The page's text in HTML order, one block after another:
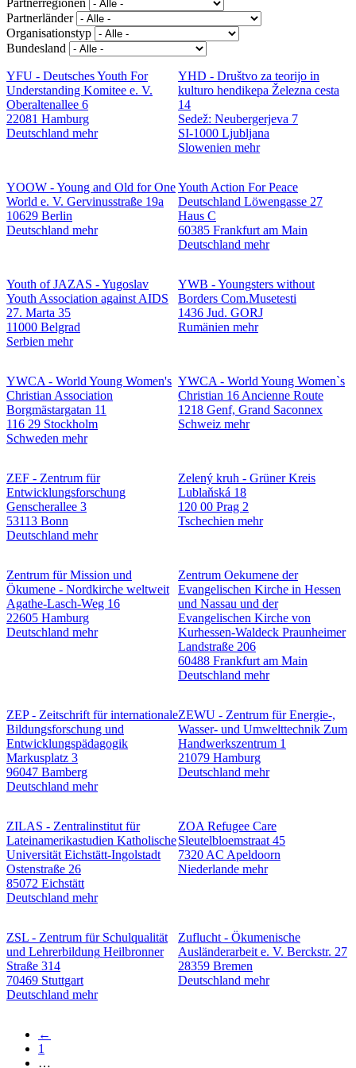
Partnerregionen
Partnerländer
Organisationstyp
Bundesland
YFU - Deutsches Youth For
Understanding Komitee e. V.
Oberaltenallee 6
22081 Hamburg
Deutschland mehr
YHD - Društvo za teorijo in
kulturo hendikepa Železna cesta
14
Sedež: Neubergerjeva 7
SI-1000 Ljubljana
Slowenien mehr
YOOW - Young and Old for One
World e. V. Gervinusstraße 19a
10629 Berlin
Deutschland mehr
Youth Action For Peace
Deutschland Löwengasse 27
Haus C
60385 Frankfurt am Main
Deutschland mehr
Youth of JAZAS - Yugoslav
Youth Association against AIDS
27. Marta 35
11000 Belgrad
Serbien mehr
YWB - Youngsters without
Borders Com.Musetesti
1436 Jud. GORJ
Rumänien mehr
YWCA - World Young Women's
Christian Association
Borgmästargatan 11
116 29 Stockholm
Schweden mehr
YWCA - World Young Women`s
Christian 16 Ancienne Route
1218 Genf, Grand Saconnex
Schweiz mehr
ZEF - Zentrum für
Entwicklungsforschung
Genscherallee 3
53113 Bonn
Deutschland mehr
Zelený kruh - Grüner Kreis
Lublaňská 18
120 00 Prag 2
Tschechien mehr
Zentrum für Mission und
Ökumene - Nordkirche weltweit
Agathe-Lasch-Weg 16
22605 Hamburg
Deutschland mehr
Zentrum Oekumene der
Evangelischen Kirche in Hessen
und Nassau und der
Evangelischen Kirche von
Kurhessen-Waldeck Praunheimer
Landstraße 206
60488 Frankfurt am Main
Deutschland mehr
ZEP - Zeitschrift für internationale
Bildungsforschung und
Entwicklungspädagogik
Markusplatz 3
96047 Bamberg
Deutschland mehr
ZEWU - Zentrum für Energie-,
Wasser- und Umwelttechnik Zum
Handwerkszentrum 1
21079 Hamburg
Deutschland mehr
ZILAS - Zentralinstitut für
Lateinamerikastudien Katholische
Universität Eichstätt-Ingolstadt
Ostenstraße 26
85072 Eichstätt
Deutschland mehr
ZOA Refugee Care
Sleutelbloemstraat 45
7320 AC Apeldoorn
Niederlande mehr
ZSL - Zentrum für Schulqualität
und Lehrerbildung Heilbronner
Straße 314
70469 Stuttgart
Deutschland mehr
Zuflucht - Ökumenische
Ausländerarbeit e. V. Berckstr. 27
28359 Bremen
Deutschland mehr
Seitennummerierung
Vorherige
Seite
←
Erste
Seite
1
…